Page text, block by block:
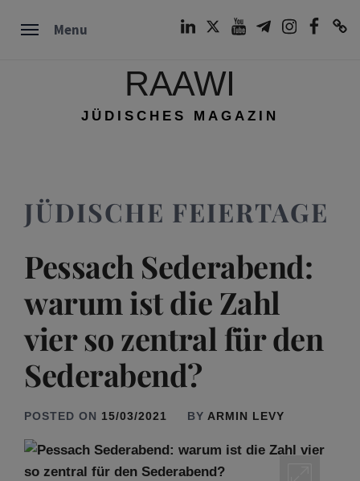
Menu
RAAWI
JÜDISCHES MAGAZIN
JÜDISCHE FEIERTAGE
Pessach Sederabend:
warum ist die Zahl
vier so zentral für den
Sederabend?
POSTED ON 15/03/2021 BY ARMIN LEVY